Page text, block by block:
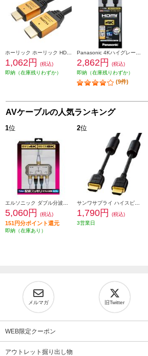
1,062円
(税込)
即納（在庫残りわずか）
2,862円
(税込)
即納（在庫残りわずか）
(9件)
AVケーブルの人気ランキング
1位
5,060円 (税込)
151円分ポイント還元
即納（在庫あり）
2位
1,790円
(税込)
3営業日
メルマガ 旧Twitter
WEB限定クーポン
アウトレット掘り出し物